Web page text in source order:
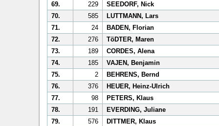
69.
229
SEEDORF, Nick
70.
585
LUTTMANN, Lars
71.
24
BADEN, Florian
72.
276
TöDTER, Maren
73.
189
CORDES, Alena
74.
185
VAJEN, Benjamin
75.
2
BEHRENS, Bernd
76.
376
HEUER, Heinz-Ulrich
77.
98
PETERS, Klaus
78.
191
EVERDING, Juliane
79.
576
DITTMER, Klaus